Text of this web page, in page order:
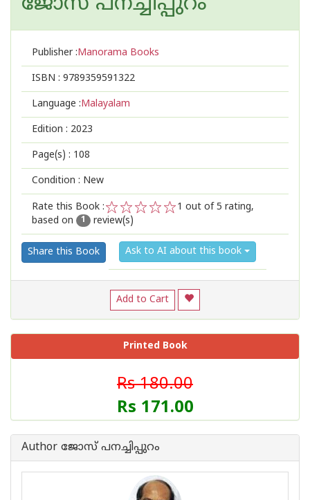
Publisher :Manorama Books
ISBN : 9789359591322
Language :Malayalam
Edition : 2023
Page(s) : 108
Condition : New
Rate this Book :
2
1
1 out of 5 rating,
based on
1 review(s)
Share this Book Ask to AI about this book
Add to Cart
Printed Book
Rs 180.00
Rs 171.00
Author ജോസ് പനച്ചിപ്പുറം